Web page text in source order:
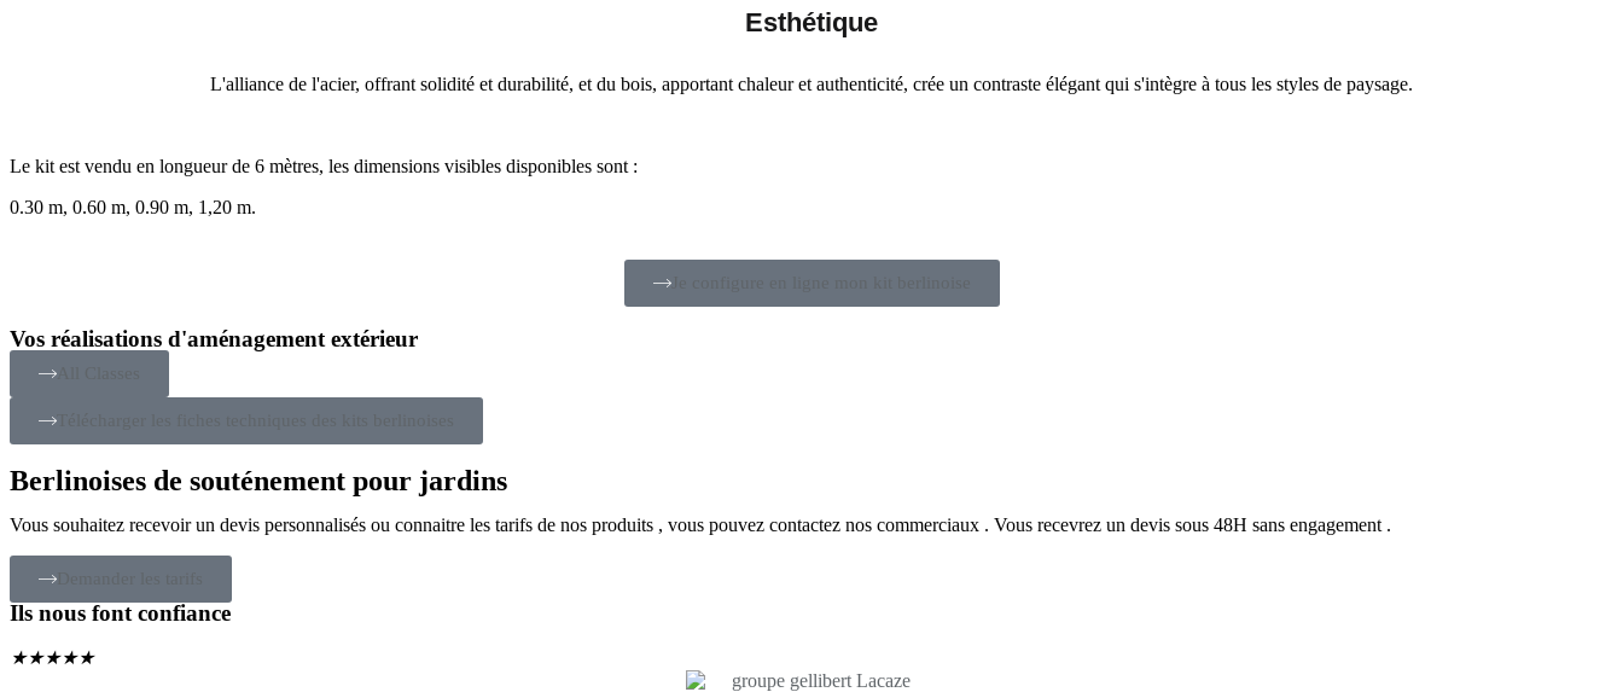
Esthétique
L'alliance de l'acier, offrant solidité et durabilité, et du bois, apportant chaleur et authenticité, crée un contraste élégant qui s'intègre à tous les styles de paysage.
Le kit est vendu en longueur de 6 mètres, les dimensions visibles disponibles sont :
0.30 m, 0.60 m, 0.90 m, 1,20 m.
Je configure en ligne mon kit berlinoise
Vos réalisations d'aménagement extérieur
Berlinoises de souténement pour jardins
Vous souhaitez recevoir un devis personnalisés ou connaitre les tarifs de nos produits , vous pouvez contactez nos commerciaux . Vous recevrez un devis sous 48H sans engagement .
Ils nous font confiance
★★★★★